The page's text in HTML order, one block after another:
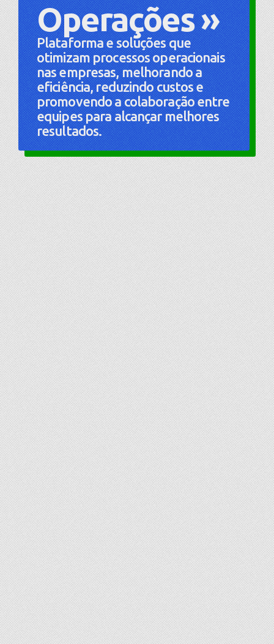
Operações »
Plataforma e soluções que
otimizam processos operacionais
nas empresas, melhorando a
eficiência, reduzindo custos e
promovendo a colaboração entre
equipes para alcançar melhores
resultados.